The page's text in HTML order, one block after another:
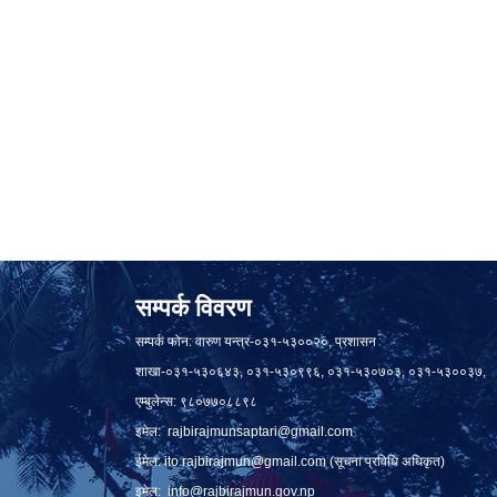
सम्पर्क विवरण
सम्पर्क फोन: वारुण यन्त्र-०३१-५३००२०, प्रशासन
शाखा-०३१-५३०६४३, ०३१-५३०९९६, ०३१-५३०७०३, ०३१-५३००३७,
एम्बुलेन्स: ९८०७७०८८९८
इमेल:rajbirajmunsaptari@gmail.com
ईमेल:ito.rajbirajmun@gmail.com(सूचना प्रविधि अधिकृत)
इमेल: info@rajbirajmun.gov.np